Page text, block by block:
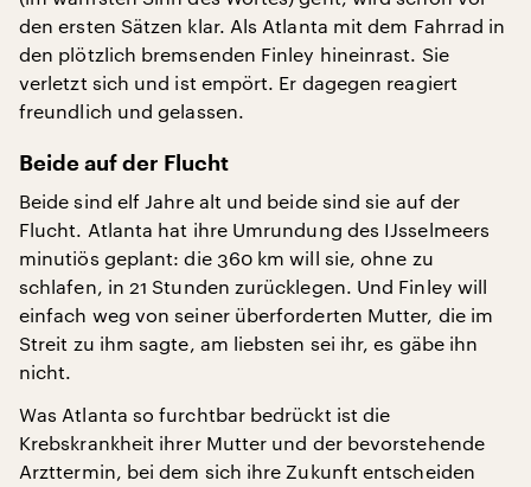
den ersten Sätzen klar. Als Atlanta mit dem Fahrrad in
den plötzlich bremsenden Finley hineinrast. Sie
verletzt sich und ist empört. Er dagegen reagiert
freundlich und gelassen.
Beide auf der Flucht
Beide sind elf Jahre alt und beide sind sie auf der
Flucht. Atlanta hat ihre Umrundung des IJsselmeers
minutiös geplant: die 360 km will sie, ohne zu
schlafen, in 21 Stunden zurücklegen. Und Finley will
einfach weg von seiner überforderten Mutter, die im
Streit zu ihm sagte, am liebsten sei ihr, es gäbe ihn
nicht.
Was Atlanta so furchtbar bedrückt ist die
Krebskrankheit ihrer Mutter und der bevorstehende
Arzttermin, bei dem sich ihre Zukunft entscheiden